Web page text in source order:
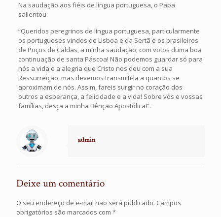
Na saudação aos fiéis de língua portuguesa, o Papa
salientou:
“Queridos peregrinos de língua portuguesa, particularmente
os portugueses vindos de Lisboa e da Sertã e os brasileiros
de Poços de Caldas, a minha saudação, com votos duma boa
continuação de santa Páscoa! Não podemos guardar só para
nós a vida e a alegria que Cristo nos deu com a sua
Ressurreição, mas devemos transmiti-la a quantos se
aproximam de nós. Assim, fareis surgir no coração dos
outros a esperança, a felicidade e a vida! Sobre vós e vossas
famílias, desça a minha Bênção Apostólica!”.
admin
Deixe um comentário
O seu endereço de e-mail não será publicado. Campos
obrigatórios são marcados com *